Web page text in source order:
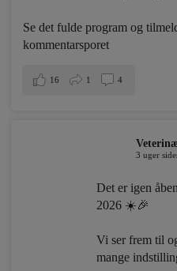
Se det fulde program og
kommentarsporet
16 1 4
3 uger
Det er igen
2026 ☀️🎉
Vi ser frem til
mange